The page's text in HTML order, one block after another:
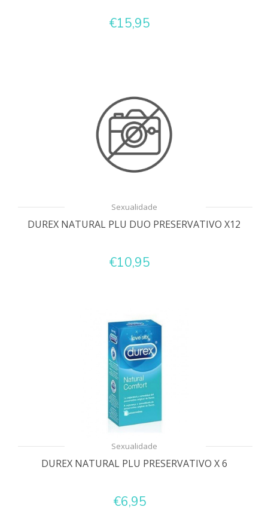
€15,95
Sexualidade
DUREX NATURAL PLU DUO PRESERVATIVO X12
€10,95
Sexualidade
DUREX NATURAL PLU PRESERVATIVO X 6
€6,95